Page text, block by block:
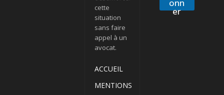
cette
situation
sans faire
appel à un
avocat.
ACCUEIL
MENTIONS
onn
er